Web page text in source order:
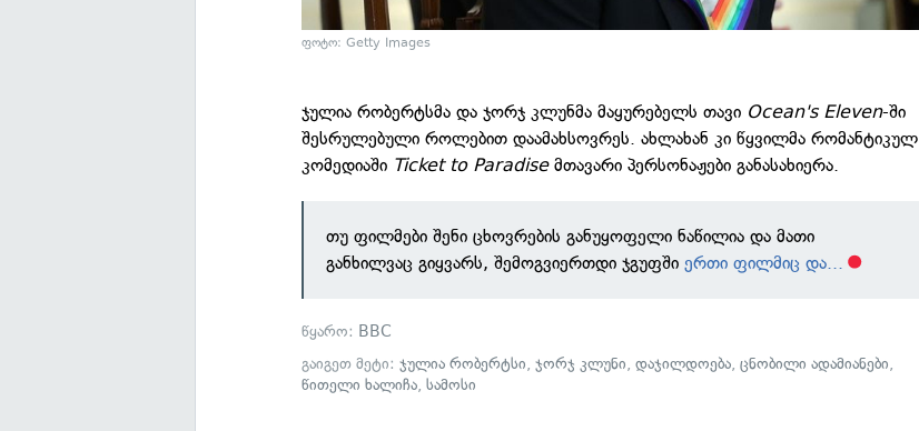
ფოტო: Getty Images
ჯულია რობერტსმა და ჯორჯ კლუნმა მაყურებელს თავი Ocean's Eleven-ში
შესრულებული როლებით დაამახსოვრეს. ახლახან კი წყვილმა რომანტიკულ
კომედიაში Ticket to Paradiseმთავარი პერსონაჟები განასახიერა.
თუ ფილმები შენი ცხოვრების განუყოფელი ნაწილია და მათი
განხილვაც გიყვარს, შემოგვიერთდი ჯგუფში ერთი ფილმიც და...
წყარო: BBC
გაიგეთ მეტი:ჯულია რობერტსი,ჯორჯ კლუნი,დაჯილდოება,ცნობილი ადამიანები,
წითელი ხალიჩა,სამოსი